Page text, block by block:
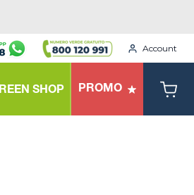
Account
SHOP PROMO